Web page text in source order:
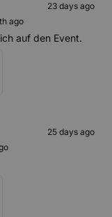
23 days ago
ago
auf den Event.
25 days ago